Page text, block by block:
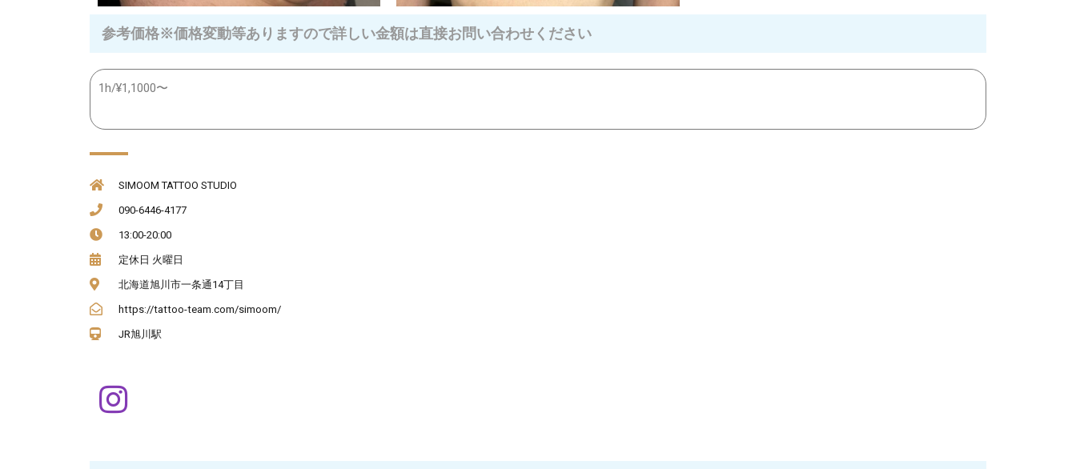
参考価格※価格変動等ありますので詳しい金額は直接お問い合わせください
1h/¥1,1000〜
SIMOOM TATTOO STUDIO
090-6446-4177
13:00-20:00
定休日 火曜日
北海道旭川市一条通14丁目
https://tattoo-team.com/simoom/
JR旭川駅